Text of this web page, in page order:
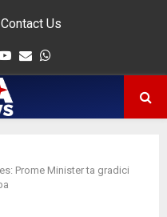
Contact Us
Youtube
Email
Prome Minister ta gradici